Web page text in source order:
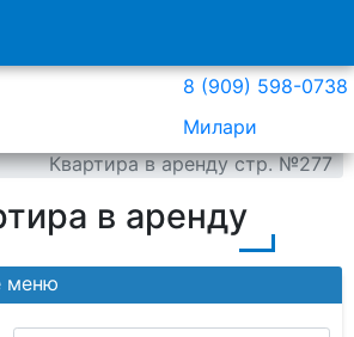
8 (909) 598-0738
Милари
Квартира в аренду стр. №277
в аренду
меню